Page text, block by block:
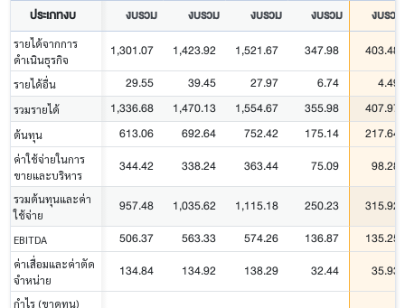
ประเภทงบ งบรวม งบรวม งบรวม งบรวม งบรวม
รายได้จากการ
ดำเนินธุรกิจ
1,301.07 1,423.92 1,521.67 347.98 403.48
รายได้อื่น 29.55 39.45 27.97 6.74 4.49
รวมรายได้ 1,336.68 1,470.13 1,554.67 355.98 407.97
ต้นทุน 613.06 692.64 752.42 175.14 217.64
ค่าใช้จ่ายในการ
ขายและบริหาร
344.42 338.24 363.44 75.09 98.28
รวมต้นทุนและค่า
ใช้จ่าย
957.48 1,035.62 1,115.18 250.23 315.92
EBITDA 506.37 563.33 574.26 136.87 135.25
ค่าเสื่อมและค่าตัด
จำหน่าย
134.84 134.92 138.29 32.44 35.93
กำไร (ขาดทุน)